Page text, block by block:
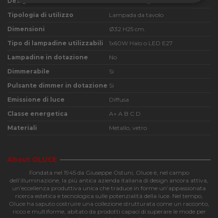
Tipologia di utilizzo
Lampada da tavolo
Dimensioni
Ø32 H25 cm.
Tipo di lampadine utilizzabili
1x60W Halo o LED E27
Lampadine in dotazione
No
Dimmerabile
Si
Pulsante dimmer in dotazione Si
Emissione di luce
Diffusa
Classe energetica
A+ A B C D
Materiali
Metallo, vetro
About OLUCE
Fondata nel 1945 da Giuseppe Ostuni, Oluce è, nel campo
dell’illuminazione, la più antica azienda italiana di design ancora attiva,
un’eccellenza produttiva unica che traduce in forme un’appassionata
ricerca estetica e tecnologica sulle potenzialità della luce. Nel tempo,
Oluce ha saputo costruire una collezione strutturata come un racconto,
ricco e multiforme, abitato da prodotti capaci di superare le mode per
necessari
Performance
Strettamente necessari
Performance
Funzionalità
funzionalità principali del sito web come l'accesso
può essere utilizzato correttamente senza i cookie
strettamente necessari.
Nome
Provider/Dominio Scadenza
CookieScriptConsent
CookieScript
4